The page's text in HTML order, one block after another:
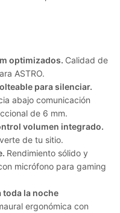
optimizados. Calidad de
ASTRO.
para silenciar.
abajo comunicación
de 6 mm.
volumen integrado.
de tu sitio.
Rendimiento sólido y
micrófono para gaming
toda la noche
ergonómica con